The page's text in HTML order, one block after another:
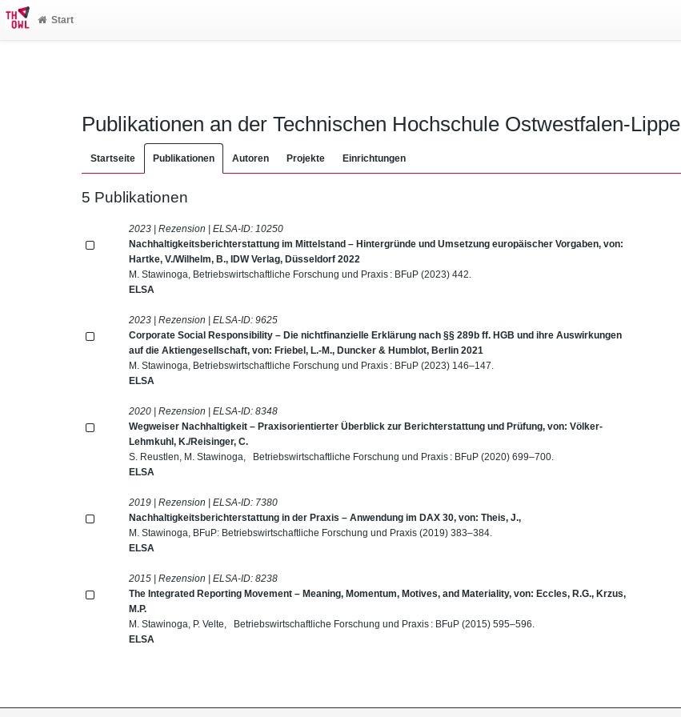
Start
Publikationen an der Technischen Hochschule Ostwestfalen-Lippe
Startseite Publikationen Autoren Projekte Einrichtungen
5 Publikationen
2023 | Rezension | ELSA-ID: 10250
Nachhaltigkeitsberichterstattung im Mittelstand – Hintergründe und Umsetzung europäischer Vorgaben, von:
Hartke, V./Wilhelm, B., IDW Verlag, Düsseldorf 2022
M. Stawinoga, Betriebswirtschaftliche Forschung und Praxis : BFuP (2023) 442.
ELSA
2023 | Rezension | ELSA-ID:9625
Corporate Social Responsibility – Die nichtfinanzielle Erklärung nach §§ 289b ff. HGB und ihre Auswirkungen
auf die Aktiengesellschaft, von: Friebel, L.-M., Duncker & Humblot, Berlin 2021
M. Stawinoga, Betriebswirtschaftliche Forschung und Praxis : BFuP (2023) 146–147.
ELSA
2020 | Rezension | ELSA-ID:8348
Wegweiser Nachhaltigkeit – Praxisorientierter Überblick zur Berichterstattung und Prüfung, von: Völker-
Lehmkuhl, K./Reisinger, C.
S. Reustlen, M. Stawinoga, Betriebswirtschaftliche Forschung und Praxis : BFuP (2020) 699–700.
ELSA
2019 | Rezension | ELSA-ID: 7380
Nachhaltigkeitsberichterstattung in der Praxis – Anwendung im DAX 30, von: Theis, J.,
M. Stawinoga, BFuP: Betriebswirtschaftliche Forschung und Praxis (2019) 383–384.
ELSA
2015 | Rezension | ELSA-ID:8238
The Integrated Reporting Movement – Meaning, Momentum, Motives, and Materiality, von: Eccles, R.G., Krzus,
M.P.
M. Stawinoga, P. Velte, Betriebswirtschaftliche Forschung und Praxis : BFuP (2015) 595–596.
ELSA